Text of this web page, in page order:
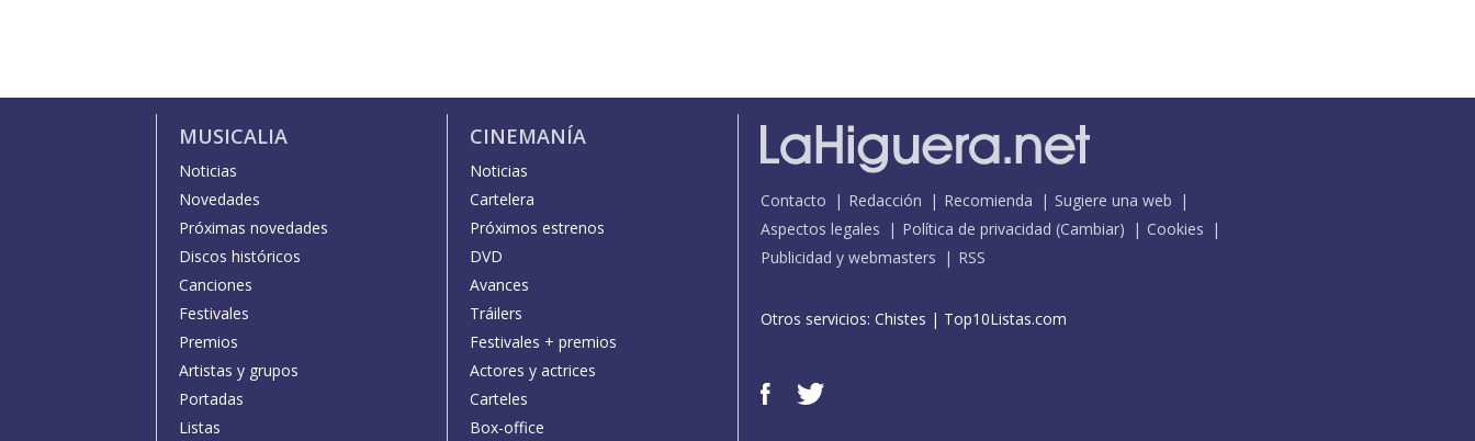
MUSICALIA
Noticias
Novedades
Próximas novedades
Discos históricos
Canciones
Festivales
Premios
Artistas y grupos
Portadas
Listas
CINEMANÍA
Noticias
Cartelera
Próximos estrenos
DVD
Avances
Tráilers
Festivales + premios
Actores y actrices
Carteles
Box-office
Contacto Redacción Recomienda
Sugiere una web
Aspectos legales
Política de privacidad (Cambiar)
Cookies
Publicidad y webmasters
RSS
Otros servicios: Chistes | Top10Listas.com